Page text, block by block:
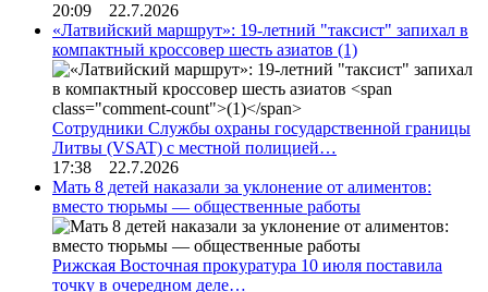
20:09 22.7.2026
«Латвийский маршрут»: 19-летний "таксист" запихал в
компактный кроссовер шесть азиатов (1)
Сотрудники Службы охраны государственной границы
Литвы (VSAT) с местной полицией…
17:38 22.7.2026
Мать 8 детей наказали за уклонение от алиментов:
вместо тюрьмы — общественные работы
Рижская Восточная прокуратура 10 июля поставила
точку в очередном деле…